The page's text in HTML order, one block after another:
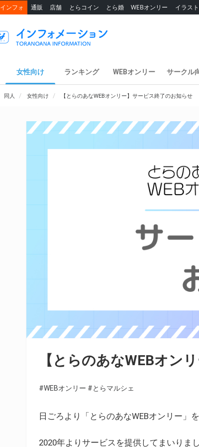
インフォ 通販 店舗 とらコイン とら婚 WEBオンリー イラス
女性向け ランキング WEBオンリー サークル
同人 女性向け 【とらのあなWEBオンリー】サービス終了のお知らせ
【とらのあなWEBオン
#WEBオンリー #とらマルシェ
日ごろより「とらのあなWEBオンリー」
2020年よりサービスを提供してまいりま